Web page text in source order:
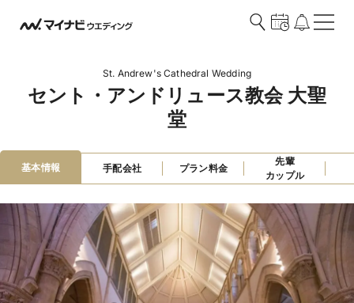
St. Andrew's Cathedral Wedding
セント・アンドリュース教会 大聖
堂
基本情報 手配会社 プラン料金
先輩
カップル